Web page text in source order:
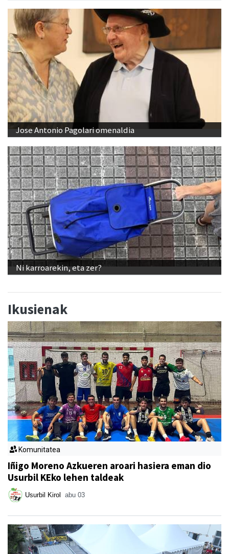
Jose Antonio Pagolari omenaldia
Ni karroarekin, eta zer?
Ikusienak
Komunitatea
Iñigo Moreno Azkueren aroari hasiera eman dio
Usurbil KEko lehen taldeak
Usurbil Kirol abu 03